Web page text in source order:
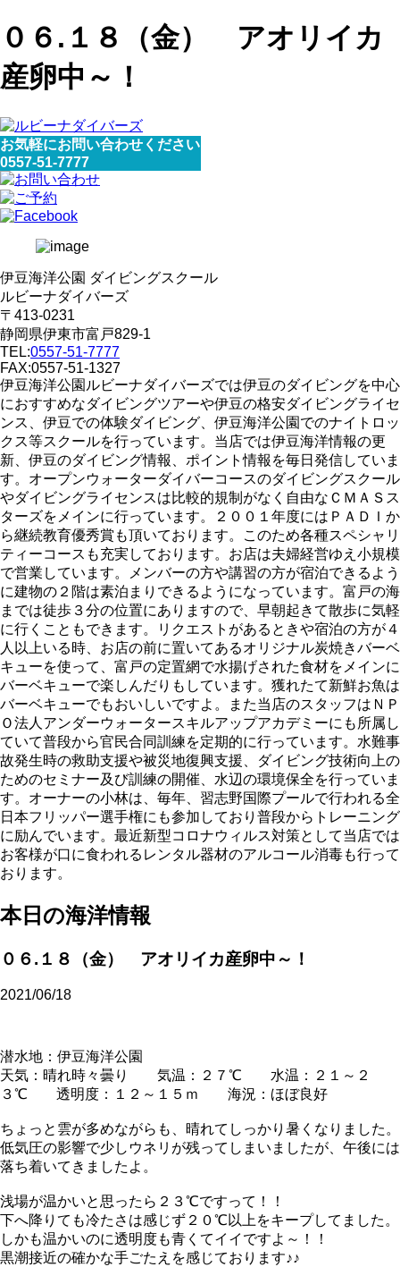
０６.１８（金） アオリイカ
産卵中～！
お気軽にお問い合わせください
0557-51-7777
伊豆海洋公園 ダイビングスクール
ルビーナダイバーズ
〒413-0231
静岡県伊東市富戸829-1
TEL:0557-51-7777
FAX:0557-51-1327
伊豆海洋公園ルビーナダイバーズでは伊豆のダイビングを中心
におすすめなダイビングツアーや伊豆の格安ダイビングライセ
ンス、伊豆での体験ダイビング、伊豆海洋公園でのナイトロッ
クス等スクールを行っています。当店では伊豆海洋情報の更
新、伊豆のダイビング情報、ポイント情報を毎日発信していま
す。オープンウォーターダイバーコースのダイビングスクール
やダイビングライセンスは比較的規制がなく自由なＣＭＡＳス
ターズをメインに行っています。２００１年度にはＰＡＤＩか
ら継続教育優秀賞も頂いております。このため各種スペシャリ
ティーコースも充実しております。お店は夫婦経営ゆえ小規模
で営業しています。メンバーの方や講習の方が宿泊できるよう
に建物の２階は素泊まりできるようになっています。富戸の海
までは徒歩３分の位置にありますので、早朝起きて散歩に気軽
に行くこともできます。リクエストがあるときや宿泊の方が４
人以上いる時、お店の前に置いてあるオリジナル炭焼きバーベ
キューを使って、富戸の定置網で水揚げされた食材をメインに
バーベキューで楽しんだりもしています。獲れたて新鮮お魚は
バーベキューでもおいしいですよ。また当店のスタッフはＮＰ
Ｏ法人アンダーウォータースキルアップアカデミーにも所属し
ていて普段から官民合同訓練を定期的に行っています。水難事
故発生時の救助支援や被災地復興支援、ダイビング技術向上の
ためのセミナー及び訓練の開催、水辺の環境保全を行っていま
す。オーナーの小林は、毎年、習志野国際プールで行われる全
日本フリッパー選手権にも参加しており普段からトレーニング
に励んでいます。最近新型コロナウィルス対策として当店では
お客様が口に食われるレンタル器材のアルコール消毒も行って
おります。
本日の海洋情報
０６.１８（金） アオリイカ産卵中～！
2021/06/18
潜水地：伊豆海洋公園
天気：晴れ時々曇り 気温：２７℃ 水温：２１～２
３℃ 透明度：１２～１５ｍ 海況：ほぼ良好
ちょっと雲が多めながらも、晴れてしっかり暑くなりました。
低気圧の影響で少しウネリが残ってしまいましたが、午後には
落ち着いてきましたよ。
浅場が温かいと思ったら２３℃ですって！！
下へ降りても冷たさは感じず２０℃以上をキープしてました。
しかも温かいのに透明度も青くてイイですよ～！！
黒潮接近の確かな手ごたえを感じております♪♪